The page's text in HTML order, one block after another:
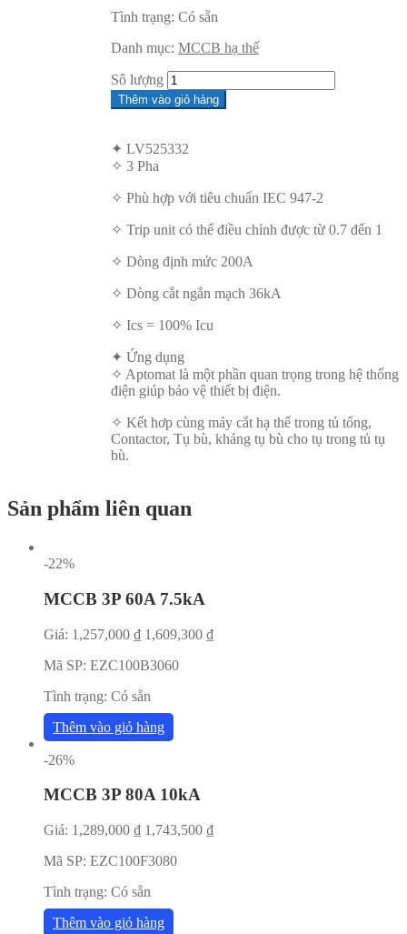
Tình trạng: Có sẵn
Danh mục: MCCB hạ thế
Sô lượng
Thêm vào giỏ hàng
✦ LV525332
✧ 3 Pha
✧ Phù hợp với tiêu chuẩn IEC 947-2
✧ Trip unit có thể điều chỉnh được từ 0.7 đến 1
✧ Dòng định mức 200A
✧ Dòng cắt ngắn mạch 36kA
✧ Ics = 100% Icu
✦ Ứng dụng
✧ Aptomat là một phần quan trọng trong hệ thống
điện giúp bảo vệ thiết bị điện.
✧ Kết hơp cùng máy cắt hạ thế trong tủ tổng,
Contactor, Tụ bù, kháng tụ bù cho tụ trong tủ tụ
bù.
Sản phẩm liên quan
-22%
MCCB 3P 60A 7.5kA
Giá: 1,257,000 ₫ 1,609,300 ₫
Mã SP: EZC100B3060
Tình trạng: Có sẵn
Thêm vào giỏ hàng
-26%
MCCB 3P 80A 10kA
Giá: 1,289,000 ₫ 1,743,500 ₫
Mã SP: EZC100F3080
Tình trạng: Có sẵn
Thêm vào giỏ hàng